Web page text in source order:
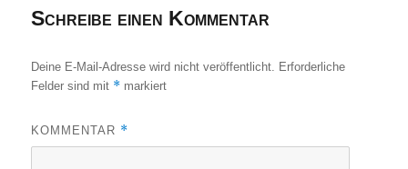
Schreibe einen Kommentar
Deine E-Mail-Adresse wird nicht veröffentlicht.
Erforderliche
Felder sind mit * markiert
KOMMENTAR *